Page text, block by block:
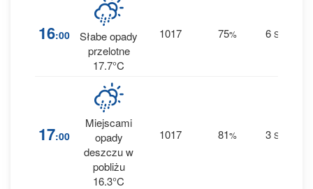
16:00
Słabe opady
przelotne
17.7°C
1017 75% 6 SE
17:00
Miejscami
opady
deszczu w
pobliżu
16.3°C
1017 81% 3 SE